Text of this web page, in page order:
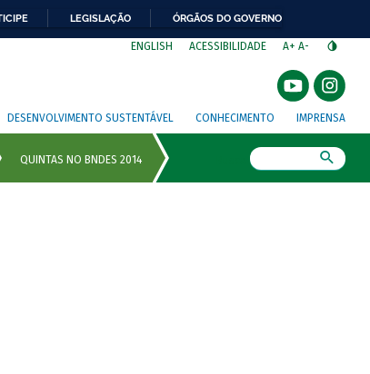
LEGISLAÇÃO ÓRGÃOS DO GOVERNO
ENGLISH ACESSIBILIDADE A+ A-
DESENVOLVIMENTO SUSTENTÁVEL CONHECIMENTO IMPRENSA